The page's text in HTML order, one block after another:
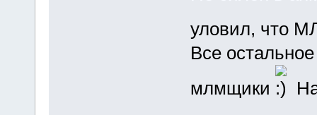
уловил, что
Все
млмщики